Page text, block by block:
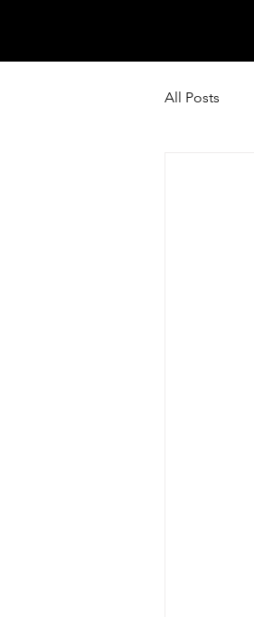
All Posts